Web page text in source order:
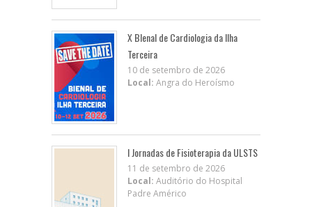
X BIenal de Cardiologia da Ilha
Terceira
10 de setembro de 2026
Local: Angra do Heroísmo
I Jornadas de Fisioterapia da ULSTS
11 de setembro de 2026
Local: Auditório do Hospital
Padre Américo